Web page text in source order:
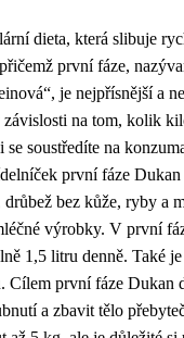
dieta, která slibuje
první fáze,
je nejpřísnější a
na tom, kolik
soustředíte na
první fáze Dukan
bez kůže, ryby a
výrobky. V první
1,5 litru denně. Také
Cílem první fáze Dukan
a zbavit tělo